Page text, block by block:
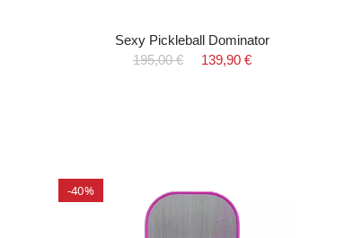
Sexy Pickleball Dominator
195,00 €
139,90 €
-40%